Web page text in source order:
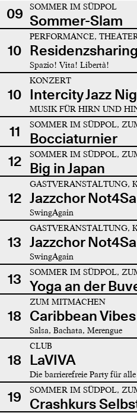
09
SOMMER IM SÜDPOL
Sommer-Slam
10
PERFORMANCE,
Spazio! Vita! Libertà!
10
KONZERT
Intercity Jazz
MUSIK FÜR HIRN UND
11 SOMMER IM SÜDPOL,
Bocciaturnier
12
SOMMER IM SÜDPOL,
Big in Japan
12
GASTVERANSTALTUNG,
Jazzchor
SwingAgain
13
GASTVERANSTALTUNG,
Jazzchor
SwingAgain
13 SOMMER IM SÜDPOL,
Yoga an der
18
ZUM MITMACHEN
Caribbean Vibes
Salsa, Bachata, Merengue
18
CLUB
LaVIVA
Die barrierefreie Party für alle
19 SOMMER IM SÜDPOL,
Crashkurs